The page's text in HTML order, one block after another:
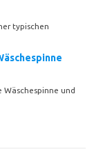
typischen
und